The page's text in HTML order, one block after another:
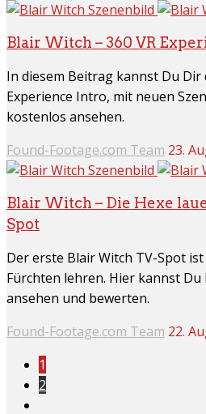
Blair Witch – 360 VR
In diesem Beitrag kannst Du Dir
Experience Intro, mit neuen
kostenlos ansehen.
Found-Footage.com Team 23.
Blair Witch – Die Hexe
Spot
Der erste Blair Witch TV-Spot
Fürchten lehren. Hier kannst Du
ansehen und bewerten.
Found-Footage.com Team 22.
1
2